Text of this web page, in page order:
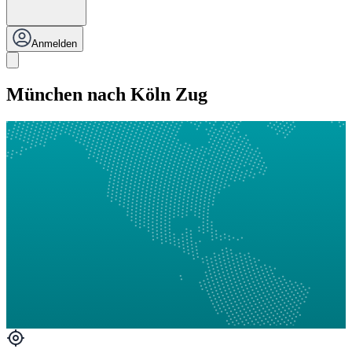
Anmelden
München nach Köln Zug